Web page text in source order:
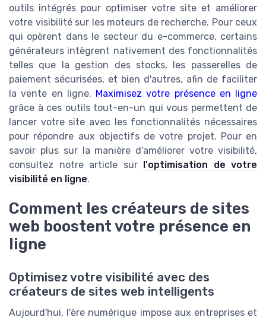
outils intégrés pour optimiser votre site et améliorer
votre visibilité sur les moteurs de recherche. Pour ceux
qui opèrent dans le secteur du e-commerce, certains
générateurs intègrent nativement des fonctionnalités
telles que la gestion des stocks, les passerelles de
paiement sécurisées, et bien d'autres, afin de faciliter
la vente en ligne. Maximisez votre présence en ligne
grâce à ces outils tout-en-un qui vous permettent de
lancer votre site avec les fonctionnalités nécessaires
pour répondre aux objectifs de votre projet. Pour en
savoir plus sur la manière d'améliorer votre visibilité,
consultez notre article sur l'optimisation de votre
visibilité en ligne.
Comment les créateurs de sites
web boostent votre présence en
ligne
Optimisez votre visibilité avec des
créateurs de sites web intelligents
Aujourd'hui, l'ère numérique impose aux entreprises et